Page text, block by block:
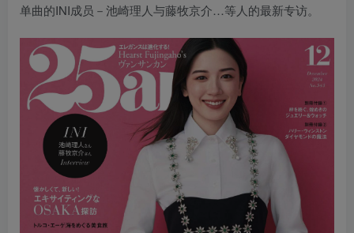
单曲的INI成员－池崎理人与藤牧京介…等人的最新专访。